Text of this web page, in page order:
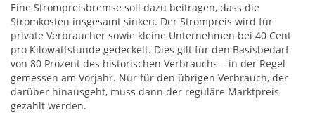
Eine Strompreisbremse soll dazu beitragen, dass die
Stromkosten insgesamt sinken. Der Strompreis wird für
private Verbraucher sowie kleine Unternehmen bei 40 Cent
pro Kilowattstunde gedeckelt. Dies gilt für den Basisbedarf
von 80 Prozent des historischen Verbrauchs – in der Regel
gemessen am Vorjahr. Nur für den übrigen Verbrauch, der
darüber hinausgeht, muss dann der reguläre Marktpreis
gezahlt werden.